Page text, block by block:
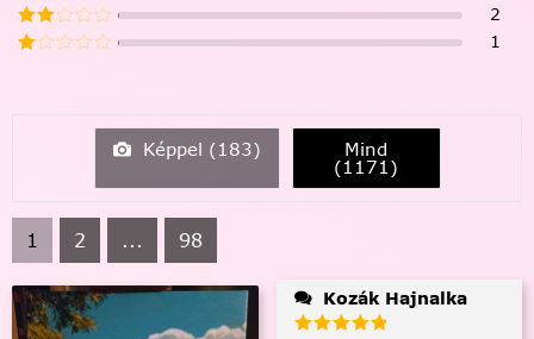
2
1
Képpel (183) Mind
(1171)
1 2 ... 98
Kozák Hajnalka